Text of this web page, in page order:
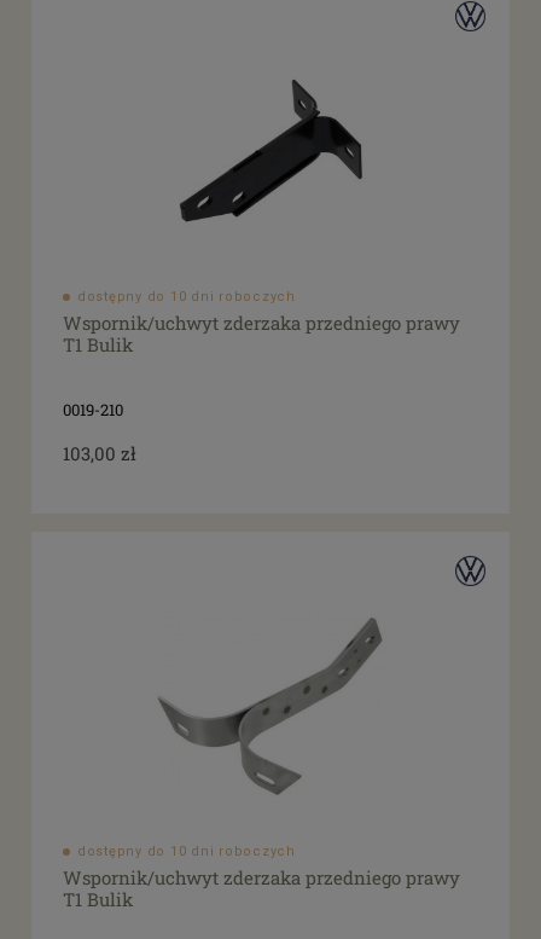
dostępny do 10 dni roboczych
Wspornik/uchwyt zderzaka przedniego prawy
T1 Bulik
0019-210
103,00 zł
dostępny do 10 dni roboczych
Wspornik/uchwyt zderzaka przedniego prawy
T1 Bulik